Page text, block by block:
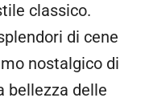
classico.
di cene
nostalgico di
bellezza delle